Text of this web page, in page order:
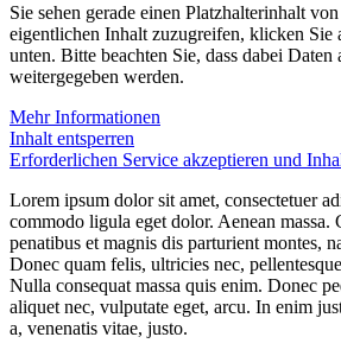
Sie sehen gerade einen Platzhalterinhalt von
eigentlichen Inhalt zuzugreifen, klicken Sie
unten. Bitte beachten Sie, dass dabei Daten
weitergegeben werden.
Mehr Informationen
Inhalt entsperren
Erforderlichen Service akzeptieren und
Lorem ipsum dolor sit amet, consectetuer
commodo ligula eget dolor. Aenean massa.
penatibus et magnis dis parturient montes,
Donec quam felis, ultricies nec,
Nulla consequat massa quis enim. Donec
aliquet nec, vulputate eget, arcu. In enim
a, venenatis vitae, justo.